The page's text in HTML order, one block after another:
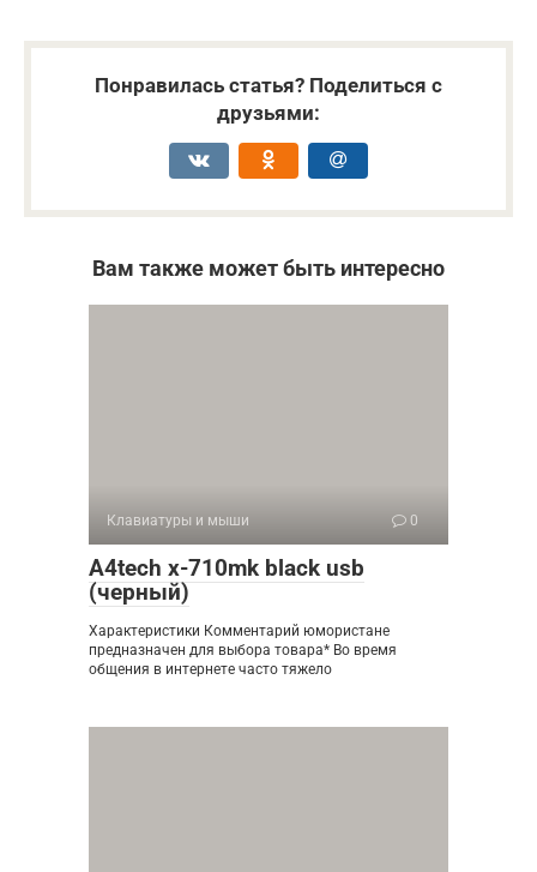
Понравилась статья? Поделиться с
друзьями:
Вам также может быть интересно
Клавиатуры и мыши 0
A4tech x-710mk black usb
(черный)
Характеристики Комментарий юмористане
предназначен для выбора товара* Во время
общения в интернете часто тяжело